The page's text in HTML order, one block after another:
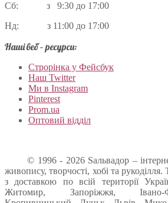
Сб: з 9:30 до 17:00
Нд: з 11:00 до 17:00
Наші веб – ресурси:
Строрінка у Фейсбук
Наш Twitter
Ми в Instagram
Pinterest
Prom.ua
Оптовий відділ
© 1996 - 2026 Sальвадор –
живопису, творчості, хобі та
з доставкою по всій території
Житомир, Запоріжжя, Івано-